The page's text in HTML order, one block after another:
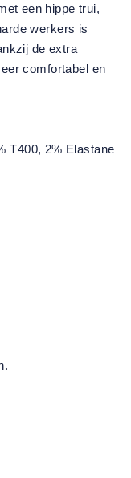
een hippe trui,
werkers is
de extra
comfortabel en
T400, 2% Elastane